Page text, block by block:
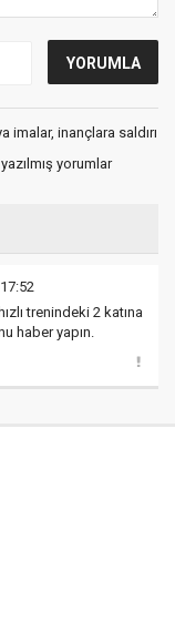
imalar, inançlara saldırı
yorumlar
trenindeki 2 katına
haber yapın.